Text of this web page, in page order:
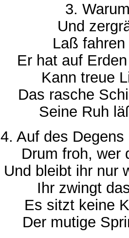
3.
Und
Laß
Er hat auf
Kann treue
Das rasche
Seine Ruh
4. Auf des
Drum froh, wer
Und bleibt ihr nur
Ihr zwingt
Es sitzt keine
Der mutige